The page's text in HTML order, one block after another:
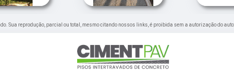
Sua reprodução, parcial ou total, mesmo citando nossos links, é proibida sem a autorização do